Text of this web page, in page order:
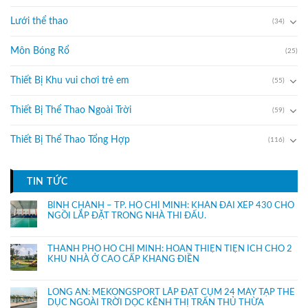
Lưới thể thao (34)
Môn Bóng Rổ (25)
Thiết Bị Khu vui chơi trẻ em (55)
Thiết Bị Thể Thao Ngoài Trời (59)
Thiết Bị Thể Thao Tổng Hợp (116)
TIN TỨC
BÌNH CHÁNH – TP. HỒ CHÍ MINH: KHÁN ĐÀI XẾP 430 CHỔ
NGỒI LẮP ĐẶT TRONG NHÀ THI ĐẤU.
THÀNH PHỐ HỒ CHÍ MINH: HOÀN THIỆN TIỆN ÍCH CHO 2
KHU NHÀ Ở CAO CẤP KHANG ĐIỀN
LONG AN: MEKONGSPORT LẮP ĐẶT CỤM 24 MÁY TẬP THỂ
DỤC NGOÀI TRỜI DỌC KÊNH THỊ TRẤN THỦ THỪA